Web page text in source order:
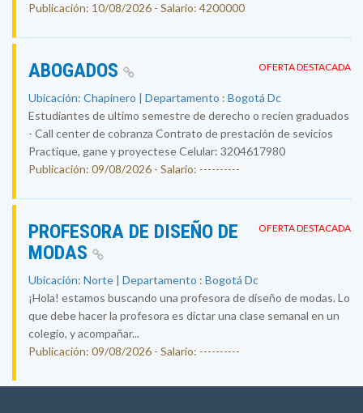
Publicación: 10/08/2026 - Salario: 4200000
OFERTA DESTACADA
ABOGADOS
Ubicación: Chapinero | Departamento : Bogotá Dc
Estudiantes de ultimo semestre de derecho o recien graduados
- Call center de cobranza Contrato de prestación de sevicios
Practique, gane y proyectese Celular: 3204617980
Publicación: 09/08/2026 - Salario: ----------
OFERTA DESTACADA
PROFESORA DE DISEÑO DE
MODAS
Ubicación: Norte | Departamento : Bogotá Dc
¡Hola! estamos buscando una profesora de diseño de modas. Lo
que debe hacer la profesora es dictar una clase semanal en un
colegio, y acompañar...
Publicación: 09/08/2026 - Salario: ----------